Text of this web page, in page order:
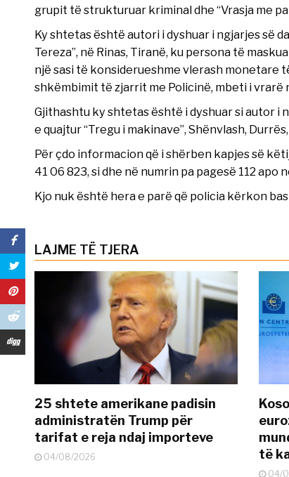
grupit të strukturuar kriminal dhe “Vrasja me
Ky shtetas është autori i dyshuar i ngjarjes së
Tereza”, në Rinas, Tiranë, ku persona të
një sasi të konsiderueshme vlerash monetare
shkëmbimit të zjarrit me Policinë, mbeti i
Gjithashtu ky shtetas është i dyshuar si autor i
e quajtur “Tregu i makinave”, Shënvlash,
Për çdo informacion që i shërben kapjes së
41 06 823, si dhe në numrin pa pagesë 112
Kjo nuk është hera e parë që policia kërkon
LAJME TË TJERA
25 shtete amerikane padisin
administratën Trump për
tarifat e reja ndaj importeve
04/08/2026
të
04/